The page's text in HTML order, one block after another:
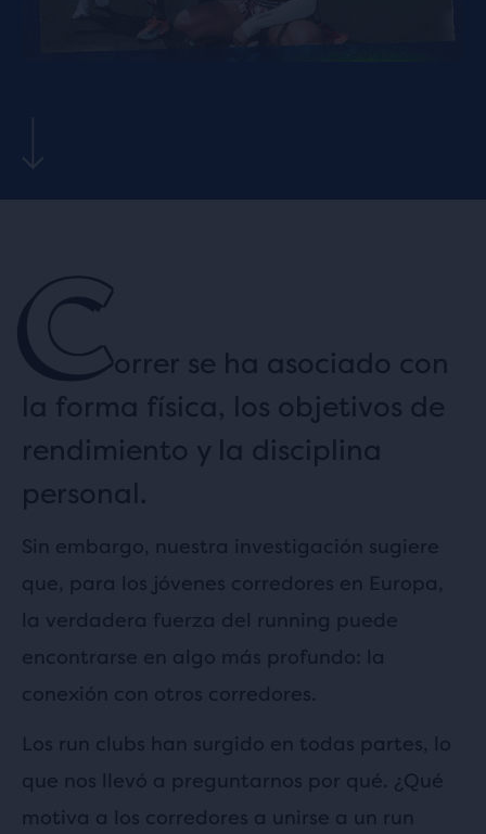
Correr se ha asociado con
la forma física, los objetivos de
rendimiento y la disciplina
personal.
Sin embargo, nuestra investigación sugiere
que, para los jóvenes corredores en Europa,
la verdadera fuerza del running puede
encontrarse en algo más profundo: la
conexión con otros corredores.
Los run clubs han surgido en todas partes, lo
que nos llevó a preguntarnos por qué. ¿Qué
motiva a los corredores a unirse a un run